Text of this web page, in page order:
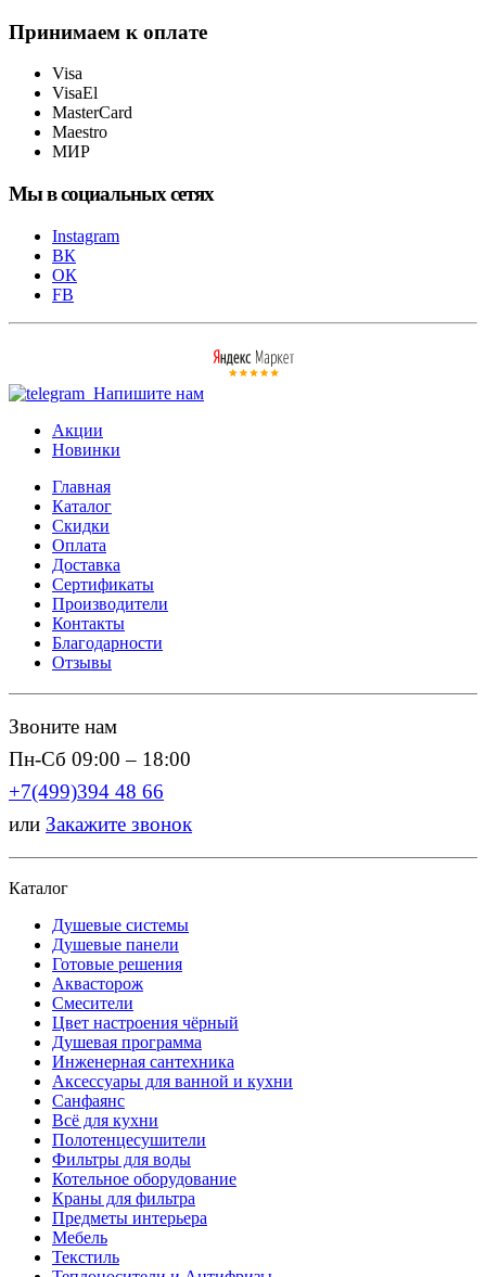
Принимаем к оплате
Visa
VisaEl
MasterCard
Maestro
МИР
Мы в социальных сетях
Instagram
ВК
ОК
FB
Напишите нам
Акции
Новинки
Главная
Каталог
Скидки
Оплата
Доставка
Сертификаты
Производители
Контакты
Благодарности
Отзывы
Звоните нам
Пн-Сб 09:00 – 18:00
+7(499)394 48 66
или Закажите звонок
Каталог
Душевые системы
Душевые панели
Готовые решения
Аквасторож
Смесители
Цвет настроения чёрный
Душевая программа
Инженерная сантехника
Аксессуары для ванной и кухни
Санфаянс
Всё для кухни
Полотенцесушители
Фильтры для воды
Котельное оборудование
Краны для фильтра
Предметы интерьера
Мебель
Текстиль